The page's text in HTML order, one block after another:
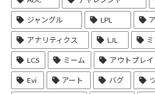
ジャングル LPL
アナリティクス LJL
LCS ミーム アウトプレイ
Evi アート バグ